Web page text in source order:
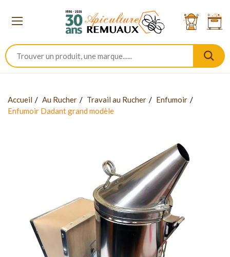
Accueil Au Rucher Travail au Rucher
Enfumoir
Enfumoir Dadant grand modèle